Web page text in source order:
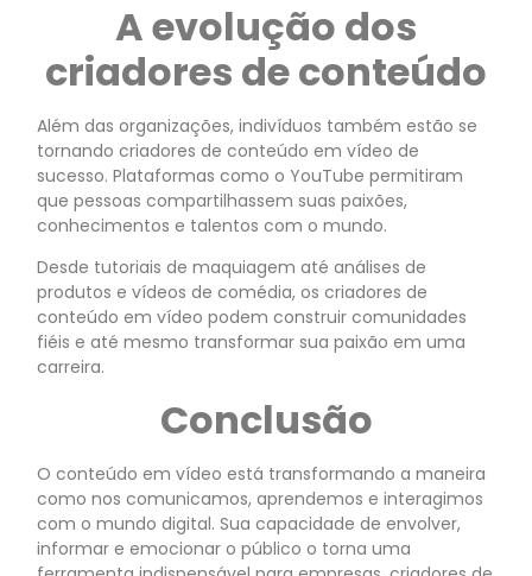
A evolução dos
criadores de conteúdo
Além das organizações, indivíduos também estão se
tornando criadores de conteúdo em vídeo de
sucesso. Plataformas como o YouTube permitiram
que pessoas compartilhassem suas paixões,
conhecimentos e talentos com o mundo.
Desde tutoriais de maquiagem até análises de
produtos e vídeos de comédia, os criadores de
conteúdo em vídeo podem construir comunidades
fiéis e até mesmo transformar sua paixão em uma
carreira.
Conclusão
O conteúdo em vídeo está transformando a maneira
como nos comunicamos, aprendemos e interagimos
com o mundo digital. Sua capacidade de envolver,
informar e emocionar o público o torna uma